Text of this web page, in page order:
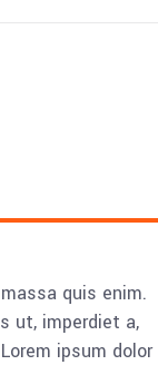
quis enim.
ut, imperdiet a,
ipsum